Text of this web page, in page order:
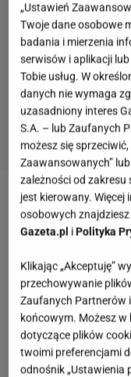
Vito zaczął robić
przeprowadził się
Beach w
chwilę po
"Najlepszej
Również w 2014
pizzerię "PROVA
„Ustawień
Twoje dane osobowe
badania i mierzenia
serwisów i aplikacji
Tobie usług. W
danych nie wymaga
uzasadniony interes
S.A. – lub Zaufanych
możesz się
Zaawansowanych”
zależności od
jest kierowany.
osobowych
Gazeta.pl i Polityka
Klikając „Akceptuję”
przechowywanie
Zaufanych Partnerów
końcowym. Możesz w
dotyczące plików
twoimi preferencjami
odnośnik „Ustawienia